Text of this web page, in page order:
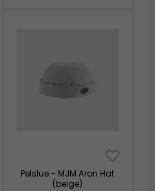
Pelslue - MJM Aron Hat
(beige)